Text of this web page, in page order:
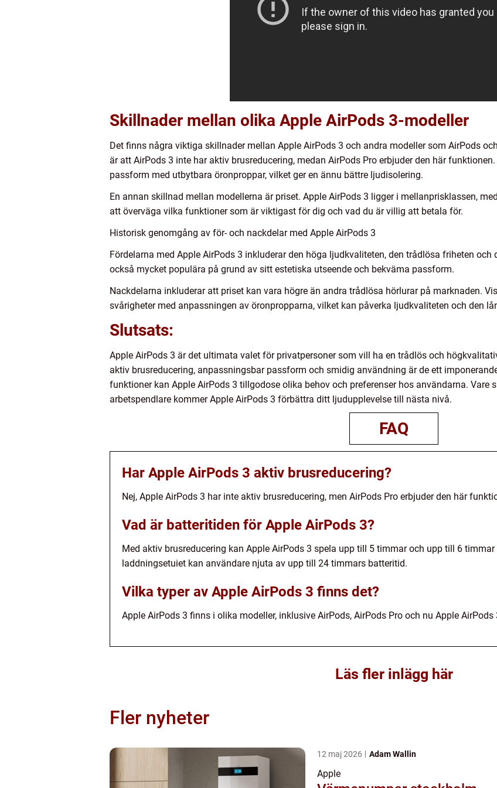
Skillnader mellan olika Apple AirPods 3-modeller
Det finns några viktiga skillnader mellan Apple AirPods 3 och andra modeller som AirPods
är att AirPods 3 inte har aktiv brusreducering, medan AirPods Pro erbjuder den här
passform med utbytbara öronproppar, vilket ger en ännu bättre ljudisolering.
En annan skillnad mellan modellerna är priset. Apple AirPods 3 ligger i mellanprisklassen,
att överväga vilka funktioner som är viktigast för dig och vad du är villig att betala för.
Historisk genomgång av för- och nackdelar med Apple AirPods 3
Fördelarna med Apple AirPods 3 inkluderar den höga ljudkvaliteten, den trådlösa friheten
också mycket populära på grund av sitt estetiska utseende och bekväma passform.
Nackdelarna inkluderar att priset kan vara högre än andra trådlösa hörlurar på marknaden.
svårigheter med anpassningen av öronpropparna, vilket kan påverka ljudkvaliteten och den
Slutsats:
Apple AirPods 3 är det ultimata valet för privatpersoner som vill ha en trådlös och
aktiv brusreducering, anpassningsbar passform och smidig användning är de ett
funktioner kan Apple AirPods 3 tillgodose olika behov och preferenser hos användarna. Vare
arbetspendlare kommer Apple AirPods 3 förbättra ditt ljudupplevelse till nästa nivå.
FAQ
Har Apple AirPods 3 aktiv brusreducering?
Nej, Apple AirPods 3 har inte aktiv brusreducering, men AirPods Pro erbjuder den här
Vad är batteritiden för Apple AirPods 3?
Med aktiv brusreducering kan Apple AirPods 3 spela upp till 5 timmar och upp till 6
laddningsetuiet kan användare njuta av upp till 24 timmars batteritid.
Vilka typer av Apple AirPods 3 finns det?
Apple AirPods 3 finns i olika modeller, inklusive AirPods, AirPods Pro och nu Apple AirPods
Läs fler inlägg här
Fler nyheter
12 maj 2026 Adam Wallin
Apple